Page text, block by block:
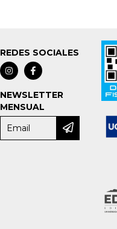
REDES SOCIALES
NEWSLETTER
MENSUAL